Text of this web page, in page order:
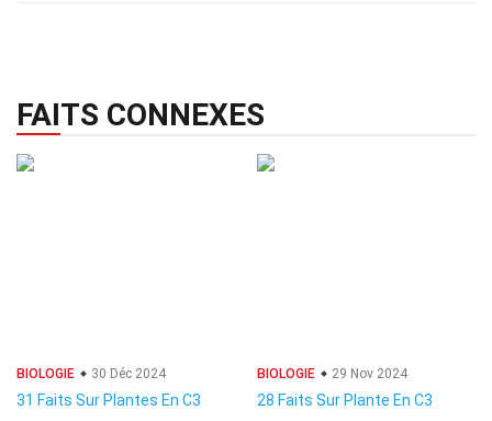
FAITS CONNEXES
BIOLOGIE 30 Déc 2024
31 Faits Sur Plantes En C3
BIOLOGIE 29 Nov 2024
28 Faits Sur Plante En C3